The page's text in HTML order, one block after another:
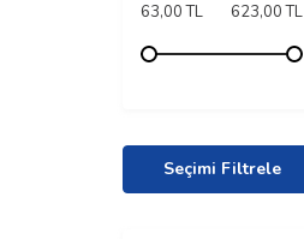
63,00 TL 623,00 TL
Seçimi Filtrele